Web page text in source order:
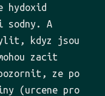
hydoxid
sodny. A
kdyz jsou
zacit
ze po
(urcene pro